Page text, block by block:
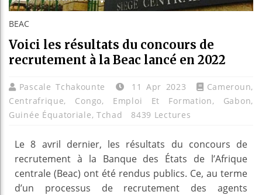
BEAC
Voici les résultats du concours de
recrutement à la Beac lancé en 2022
Pascale Tchakounte 11 Apr 2023 Cameroun,
Centrafrique, Congo, Emploi Et Formation, Gabon,
Guinée Équatoriale,Tchad 8439 Lectures
Le 8 avril dernier, les résultats du concours de
recrutement à la Banque des États de l’Afrique
centrale (Beac) ont été rendus publics. Ce, au terme
d’un processus de recrutement des agents